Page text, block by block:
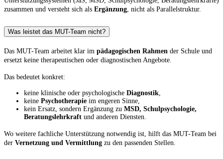
zusammen und versteht sich als Ergänzung , nicht als Parallelstruktur.
Was leistet das MUT-Team nicht?
Das MUT-Team arbeitet klar im pädagogischen Rahmen der Schule und
ersetzt keine therapeutischen oder diagnostischen Angebote.
Das bedeutet konkret:
keine klinische oder psychologische Diagnostik,
keine Psychotherapie im engeren Sinne,
kein Ersatz, sondern Ergänzung zu MSD, Schulpsychologie,
Beratungslehrkraft und anderen Diensten.
Wo weitere fachliche Unterstützung notwendig ist, hilft das MUT-Team bei
der Vernetzung und Vermittlung zu den passenden Stellen.